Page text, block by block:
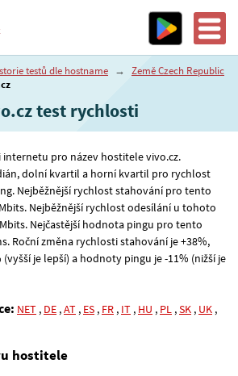
testů dle hostname → Země Czech Republic
test rychlosti
pro název hostitele vivo.cz.
dolní kvartil a horní kvartil pro rychlost
Nejběžnější rychlost stahování pro tento
Mbits. Nejběžnější rychlost odesílání u tohoto
Mbits. Nejčastější hodnota pingu pro tento
Roční změna rychlosti stahování je +38%,
je lepší) a hodnoty pingu je -11% (nižší je
NET , DE ,AT , ES , FR , IT , HU , PL ,SK , UK ,
hostitele